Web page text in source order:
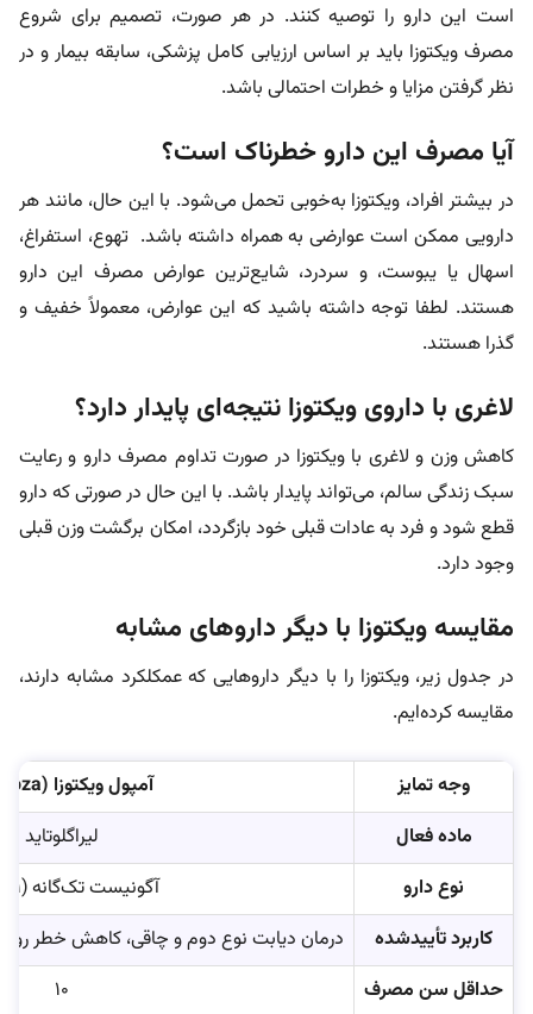
است این دارو را توصیه کنند. در هر صورت، تصمیم برای شروع
مصرف ویکتوزا باید بر اساس ارزیابی کامل پزشکی، سابقه بیمار و در
نظر گرفتن مزایا و خطرات احتمالی باشد.
آیا مصرف این دارو خطرناک است؟
در بیشتر افراد، ویکتوزا به‌خوبی تحمل می‌شود. با این حال، مانند هر
دارویی ممکن است عوارضی به همراه داشته باشد. تهوع، استفراغ،
اسهال یا یبوست، و سردرد، شایع‌ترین عوارض مصرف این دارو
هستند. لطفا توجه داشته باشید که این عوارض، معمولاً خفیف و
گذرا هستند.
لاغری با داروی ویکتوزا نتیجه‌ای پایدار دارد؟
کاهش وزن و لاغری با ویکتوزا در صورت تداوم مصرف دارو و رعایت
سبک زندگی سالم، می‌تواند پایدار باشد. با این حال در صورتی که دارو
قطع شود و فرد به عادات قبلی خود بازگردد، امکان برگشت وزن قبلی
وجود دارد.
مقایسه ویکتوزا با دیگر داروهای مشابه
در جدول زیر، ویکتوزا را با دیگر داروهایی که عمکلکرد مشابه دارند،
مقایسه کرده‌ایم.
وجه تمایز
آمپول ویکتوزا (Victoza)
ماده فعال
لیراگلوتاید
نوع دارو
آگونیست تک‌گانه (GLP-1)
کاربرد تأییدشده
درمان دیابت نوع دوم و چاقی، کاهش خطر
حداقل سن مصرف
۱۰